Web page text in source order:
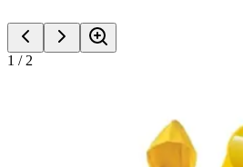
1 / 2